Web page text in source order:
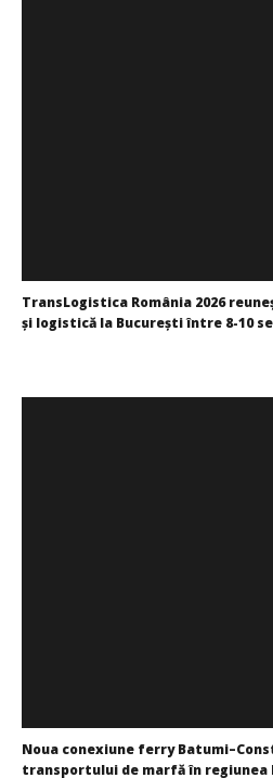
WDP își consolidează prezența
investește în noi proiecte
TransLogistica România 2026
și logistică la București între 8-10
Noua conexiune ferry
transportului de marfă în regiunea